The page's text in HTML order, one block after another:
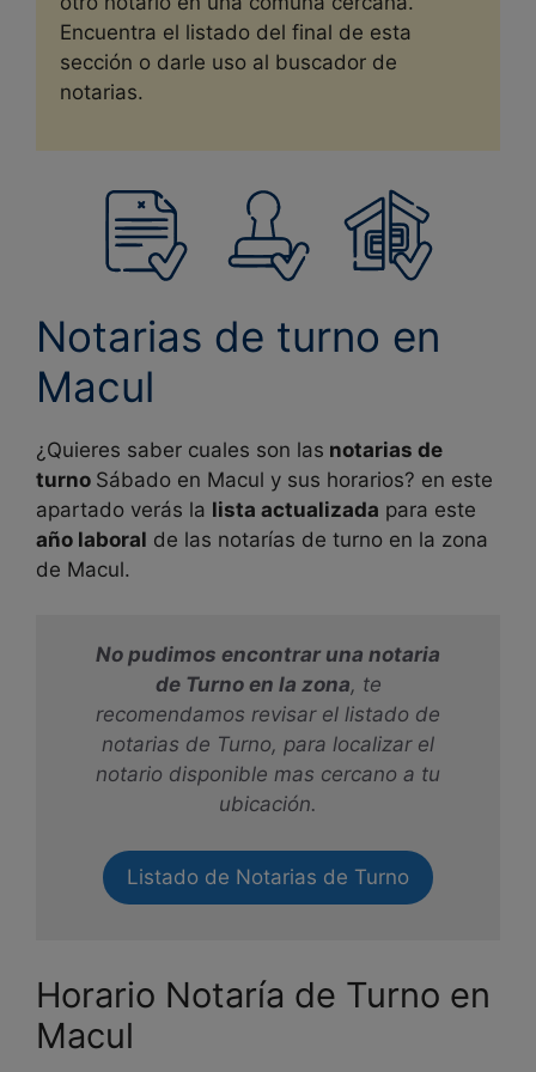
Encuentra el listado del final de esta
sección o darle uso al buscador de
notarias.
Notarias de turno en
Macul
¿Quieres saber cuales son las notarias de
turno Sábado en Macul y sus horarios? en este
apartado verás la lista actualizada para este
año laboral de las notarías de turno en la zona
de Macul.
No pudimos encontrar una notaria
de Turno en la zona, te
recomendamos revisar el listado de
notarias de Turno, para localizar el
notario disponible mas cercano a tu
ubicación.
Listado de Notarias de Turno
Horario Notaría de Turno en
Macul